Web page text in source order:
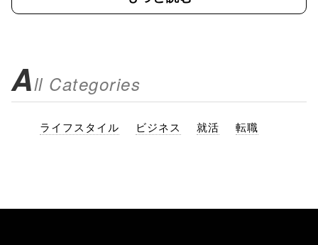
All Categories
ライフスタイル ビジネス 就活 転職